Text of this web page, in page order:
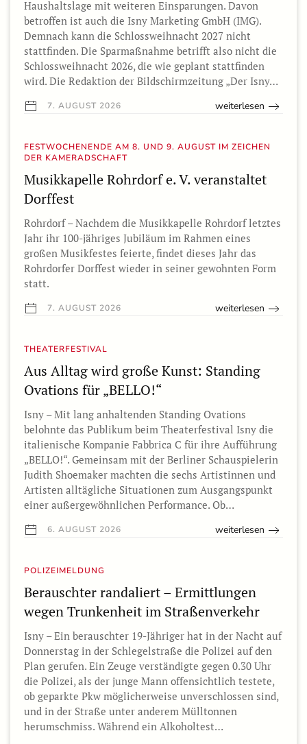
Haushaltslage mit weiteren Einsparungen. Davon
betroffen ist auch die Isny Marketing GmbH (IMG).
Demnach kann die Schlossweihnacht 2027 nicht
stattfinden. Die Sparmaßnahme betrifft also nicht die
Schlossweihnacht 2026, die wie geplant stattfinden
wird. Die Redaktion der Bildschirmzeitung „Der Isny…
7. AUGUST 2026 weiterlesen
FESTWOCHENENDE AM 8. UND 9. AUGUST IM ZEICHEN
DER KAMERADSCHAFT
Musikkapelle Rohrdorf e. V. veranstaltet
Dorffest
Rohrdorf – Nachdem die Musikkapelle Rohrdorf letztes
Jahr ihr 100-jähriges Jubiläum im Rahmen eines
großen Musikfestes feierte, findet dieses Jahr das
Rohrdorfer Dorffest wieder in seiner gewohnten Form
statt.
7. AUGUST 2026 weiterlesen
THEATERFESTIVAL
Aus Alltag wird große Kunst: Standing
Ovations für „BELLO!“
Isny – Mit lang anhaltenden Standing Ovations
belohnte das Publikum beim Theaterfestival Isny die
italienische Kompanie Fabbrica C für ihre Aufführung
„BELLO!“. Gemeinsam mit der Berliner Schauspielerin
Judith Shoemaker machten die sechs Artistinnen und
Artisten alltägliche Situationen zum Ausgangspunkt
einer außergewöhnlichen Performance. Ob…
6. AUGUST 2026 weiterlesen
POLIZEIMELDUNG
Berauschter randaliert – Ermittlungen
wegen Trunkenheit im Straßenverkehr
Isny – Ein berauschter 19-Jähriger hat in der Nacht auf
Donnerstag in der Schlegelstraße die Polizei auf den
Plan gerufen. Ein Zeuge verständigte gegen 0.30 Uhr
die Polizei, als der junge Mann offensichtlich testete,
ob geparkte Pkw möglicherweise unverschlossen sind,
und in der Straße unter anderem Mülltonnen
herumschmiss. Während ein Alkoholtest…